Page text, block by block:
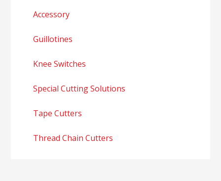
Accessory
Guillotines
Knee Switches
Special Cutting Solutions
Tape Cutters
Thread Chain Cutters